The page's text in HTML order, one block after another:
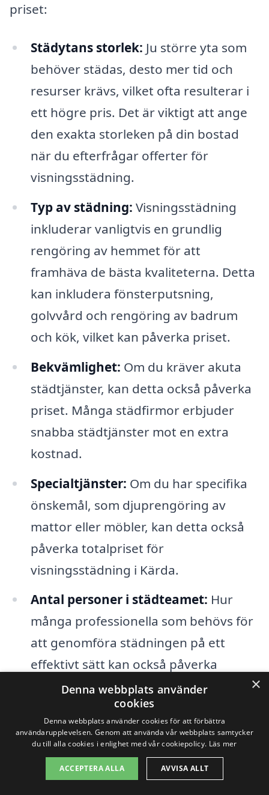
priset:
Städytans storlek: Ju större yta som
behöver städas, desto mer tid och
resurser krävs, vilket ofta resulterar i
ett högre pris. Det är viktigt att ange
den exakta storleken på din bostad
när du efterfrågar offerter för
visningsstädning.
Typ av städning: Visningsstädning
inkluderar vanligtvis en grundlig
rengöring av hemmet för att
framhäva de bästa kvaliteterna. Detta
kan inkludera fönsterputsning,
golvvård och rengöring av badrum
och kök, vilket kan påverka priset.
Bekvämlighet: Om du kräver akuta
städtjänster, kan detta också påverka
priset. Många städfirmor erbjuder
snabba städtjänster mot en extra
kostnad.
Specialtjänster: Om du har specifika
önskemål, som djuprengöring av
mattor eller möbler, kan detta också
påverka totalpriset för
visningsstädning i Kärda.
Antal personer i städteamet: Hur
många professionella som behövs för
att genomföra städningen på ett
effektivt sätt kan också påverka
kostnaden. Större team kan göra
jobbet snabbare, men kan också kosta
mer.
För att få en bra överblick över priserna,
×
Denna webbplats använder
cookies
Denna webbplats använder cookies för att förbättra
användarupplevelsen. Genom att använda vår webbplats samtycker
du till alla cookies i enlighet med vår cookiepolicy. Läs mer
ACCEPTERA ALLA AVVISA ALLT